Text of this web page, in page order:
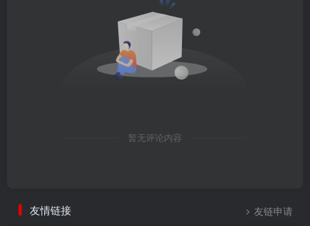
暂无评论内容
友情链接 友链申请